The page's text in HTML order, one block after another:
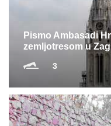
Pismo Ambasadi
zemljotresom u
3